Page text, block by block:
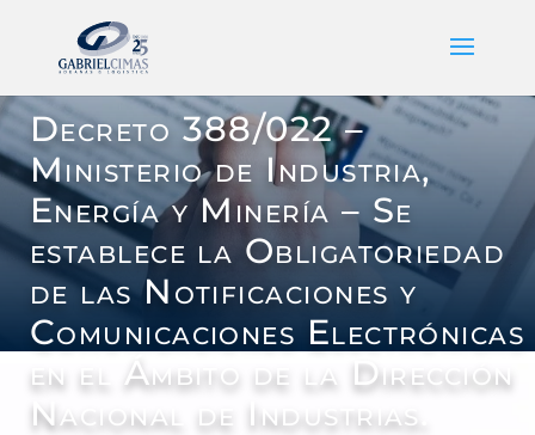
Decreto 388/022 –
Ministerio de Industria,
Energía y Minería – Se
establece la Obligatoriedad
de las Notificaciones y
Comunicaciones Electrónicas
en el Ámbito de la Dirección
Nacional de Industrias.